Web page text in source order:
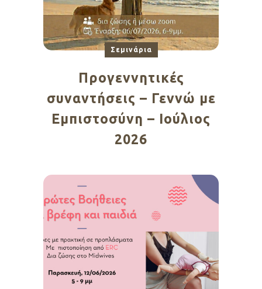
Σεμινάρια
Προγεννητικές
συναντήσεις – Γεννώ με
Εμπιστοσύνη – Ιούλιος
2026